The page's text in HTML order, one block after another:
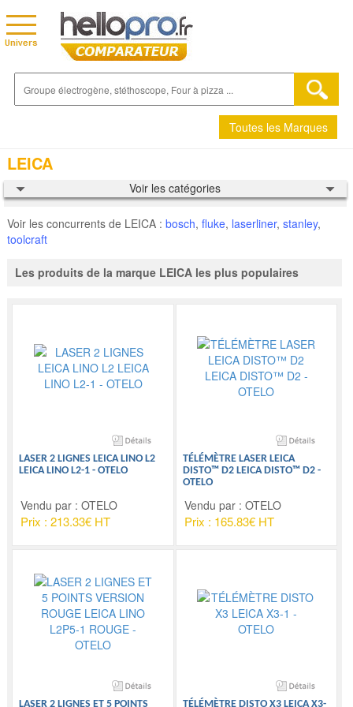
Toutes les Marques
Voir les catégories
LEICA
Voir les concurrents de LEICA :bosch,fluke, laserliner,stanley,
toolcraft
Les produits de la marque LEICA les plus populaires
LASER 2 LIGNES LEICA LINO L2
LEICA LINO L2-1 - OTELO
Vendu par : OTELO
Prix : 213.33€ HT
TÉLÉMÈTRE LASER LEICA
DISTO™ D2 LEICA DISTO™ D2 -
OTELO
Vendu par : OTELO
Prix : 165.83€ HT
LASER 2 LIGNES ET 5 POINTS TÉLÉMÈTRE DISTO X3 LEICA X3-